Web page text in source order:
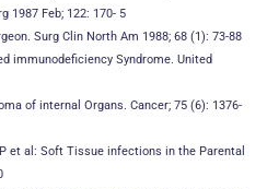
1987 Feb; 122: 170- 5
Surg Clin North Am 1988; 68 (1): 73-88
immunodeficiency Syndrome. United
of internal Organs. Cancer; 75 (6): 1376-
et al: Soft Tissue infections in the Parental